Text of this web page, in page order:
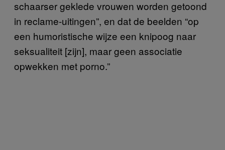
schaarser geklede vrouwen worden getoond
in reclame-uitingen”, en dat de beelden “op
een humoristische wijze een knipoog naar
seksualiteit [zijn], maar geen associatie
opwekken met porno.”